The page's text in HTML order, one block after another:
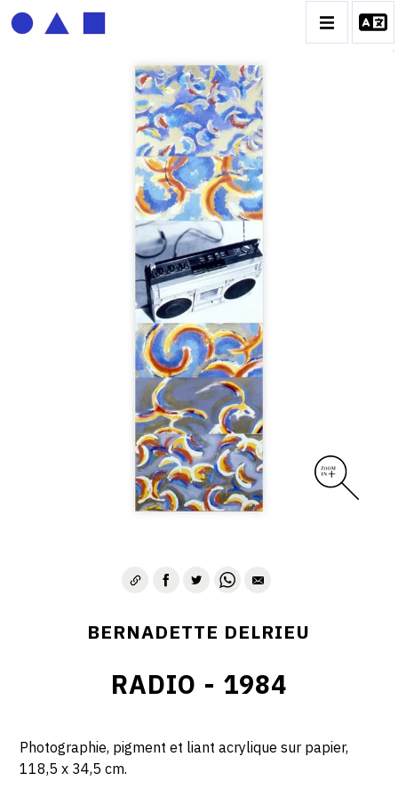
BERNADETTE DELRIEU
BIOGRAPHIE
CATALOGUE DES OEUVRES
ECRITURE DE LUMIÈRE
PHOTO / PEINTURE
TÉNÈBRES ET LUMIÈRE
CONTACT
BERNADETTE DELRIEU
RADIO - 1984
Photographie, pigment et liant acrylique sur papier,
118,5 x 34,5 cm.